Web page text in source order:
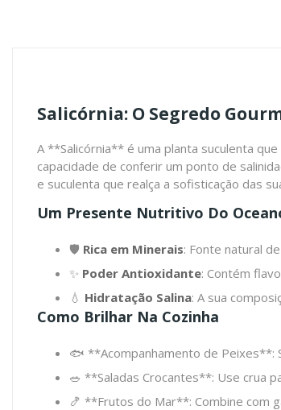
Salicórnia: O Segredo
A **Salicórnia** é uma planta suculenta
capacidade de conferir um ponto de
e suculenta que realça a sofisticação das
Um Presente Nutritivo Do
🛡️ Rica em Minerais: Fonte natural
✨ Poder Antioxidante: Contém
💧 Hidratação Salina: A sua
Como Brilhar Na Cozinha
🐟 **Acompanhamento de Peixes**:
🥗 **Saladas Crocantes**: Use crua
🍤 **Frutos do Mar**: Combine com